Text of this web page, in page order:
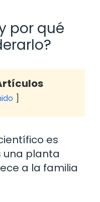
por qué
es
una planta
a la familia